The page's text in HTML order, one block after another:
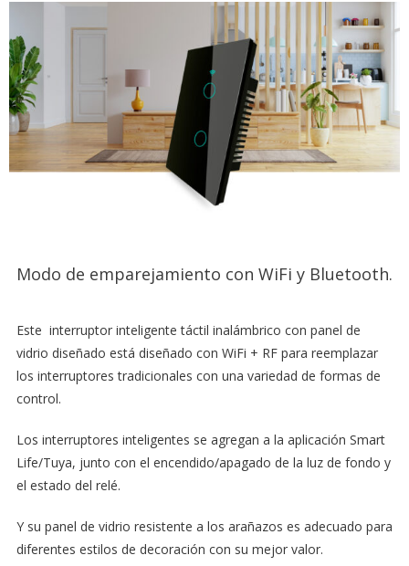
Modo de emparejamiento con WiFi y Bluetooth.
Este interruptor inteligente táctil inalámbrico con panel de
vidrio diseñado está diseñado con WiFi + RF para reemplazar
los interruptores tradicionales con una variedad de formas de
control.
Los interruptores inteligentes se agregan a la aplicación Smart
Life/Tuya, junto con el encendido/apagado de la luz de fondo y
el estado del relé.
Y su panel de vidrio resistente a los arañazos es adecuado para
diferentes estilos de decoración con su mejor valor.